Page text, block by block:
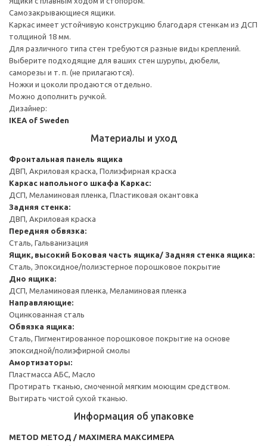
Самозакрывающиеся ящики.
Каркас имеет устойчивую конструкцию благодаря стенкам из ДСП
толщиной 18 мм.
Для различного типа стен требуются разные виды креплений.
Выберите подходящие для ваших стен шурупы, дюбели,
саморезы и т. п. (не прилагаются).
Ножки и цоколи продаются отдельно.
Можно дополнить ручкой.
Дизайнер:
IKEA of Sweden
Материалы и уход
Фронтальная панель ящика
ДВП, Акриловая краска, Полиэфирная краска
Каркас напольного шкафа Каркас:
ДСП, Меламиновая пленка, Пластиковая окантовка
Задняя стенка:
ДВП, Акриловая краска
Передняя обвязка:
Сталь, Гальванизация
Ящик, высокий Боковая часть ящика/ Задняя стенка ящика:
Сталь, Эпоксидное/полиэстерное порошковое покрытие
Дно ящика:
ДСП, Меламиновая пленка, Меламиновая пленка
Направляющие:
Оцинкованная сталь
Обвязка ящика:
Сталь, Пигментированное порошковое покрытие на основе
эпоксидной/полиэфирной смолы
Амортизаторы:
Пластмасса АБС, Масло
Протирать тканью, смоченной мягким моющим средством.
Вытирать чистой сухой тканью.
Информация об упаковке
METOD МЕТОД / MAXIMERA МАКСИМЕРА